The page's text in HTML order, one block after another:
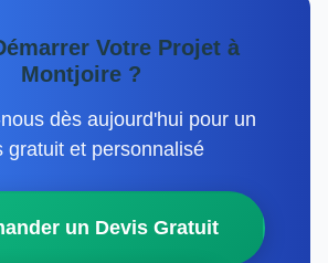
Votre Projet à
Montjoire ?
dès aujourd'hui pour un
gratuit et personnalisé
un Devis Gratuit